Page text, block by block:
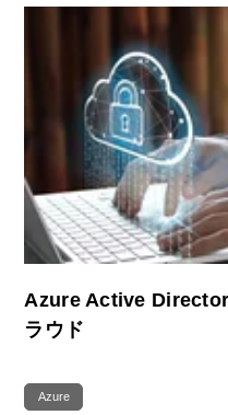
Azure Active
ラウド
Azure